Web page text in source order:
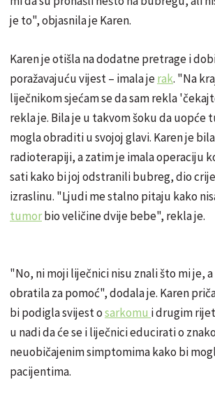
je to", objasnila je Karen.
Karen je otišla na dodatne pretrage i
poražavajuću vijest – imala jerak. "Na
liječnikom sjećam se da sam rekla
rekla je. Bila je u takvom šoku da uopće
mogla obraditi u svojoj glavi. Karen je
radioterapiji, a zatim je imala operaciju
sati kako bi joj odstranili bubreg, dio
izraslinu. "Ljudi me stalno pitaju kako
tumorbio veličine dvije bebe", rekla je.
"No, ni moji liječnici nisu znali što mi je, a
obratila za pomoć", dodala je. Karen
bi podigla svijest osarkomu i drugim
u nadi da će se i liječnici educirati o
neuobičajenim simptomima kako bi
pacijentima.